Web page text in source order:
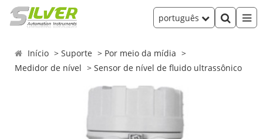
português
Início Suporte
Por meio da mídia
Medidor de nível
Sensor de nível de fluido ultrassônico